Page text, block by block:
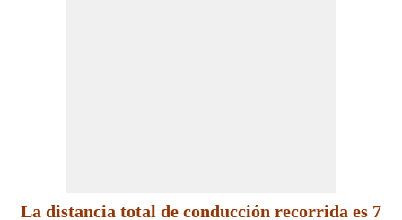
La distancia total de conducción recorrida es 7